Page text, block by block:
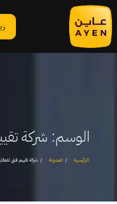
الوسم: شركة
الرئيسية المدونة شركة تقييم فني للعقار